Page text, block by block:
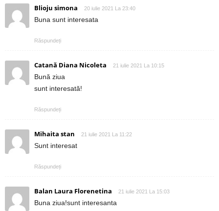
Blioju simona 20 iulie 2021 La 23:40
Buna sunt interesata
Răspundeți
Catană Diana Nicoleta 21 iulie 2021 La 10:15
Bună ziua
sunt interesată!
Răspundeți
Mihaita stan 21 iulie 2021 La 11:22
Sunt interesat
Răspundeți
Balan Laura Florenetina 21 iulie 2021 La 15:03
Buna ziua!sunt interesanta